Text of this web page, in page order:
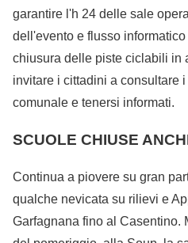
garantire l'h 24 delle sale
dell'evento e flusso
chiusura delle piste ciclabili in
invitare i cittadini a consultare
comunale e tenersi informati.
SCUOLE CHIUSE
Continua a piovere su gran
qualche nevicata su rilievi e
Garfagnana fino al Casentino.